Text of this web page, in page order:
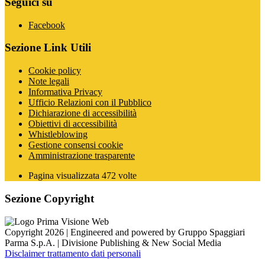
Facebook
Sezione Link Utili
Cookie policy
Note legali
Informativa Privacy
Ufficio Relazioni con il Pubblico
Dichiarazione di accessibilità
Obiettivi di accessibilità
Whistleblowing
Gestione consensi cookie
Amministrazione trasparente
Pagina visualizzata 472 volte
Sezione Copyright
Copyright 2026 | Engineered and powered by Gruppo Spaggiari
Parma S.p.A. | Divisione Publishing & New Social Media
Disclaimer trattamento dati personali